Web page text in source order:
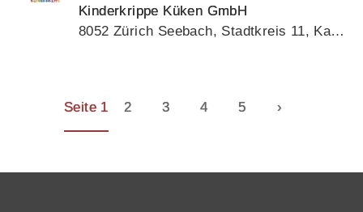
Kinderkrippe Küken GmbH
8052 Zürich Seebach, Stadtkreis 11, Kanton Zürich
Seite 1 2 3 4 5 ›